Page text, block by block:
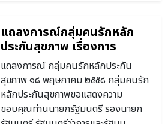
แถลงการณ์กลุ่มคนรักหลัก
ประกันสุขภาพ เรื่องการ
ควบคุมค่าใช้จ่ายโรงพยาบาล
เอกชน
แถลงการณ์ กลุ่มคนรักหลักประกัน
สุขภาพ ๑๘ พฤษภาคม ๒๕๕๘ กลุ่มคนรัก
หลักประกันสุขภาพขอแสดงความ
ขอบคุณท่านนายกรัฐมนตรี รองนายก